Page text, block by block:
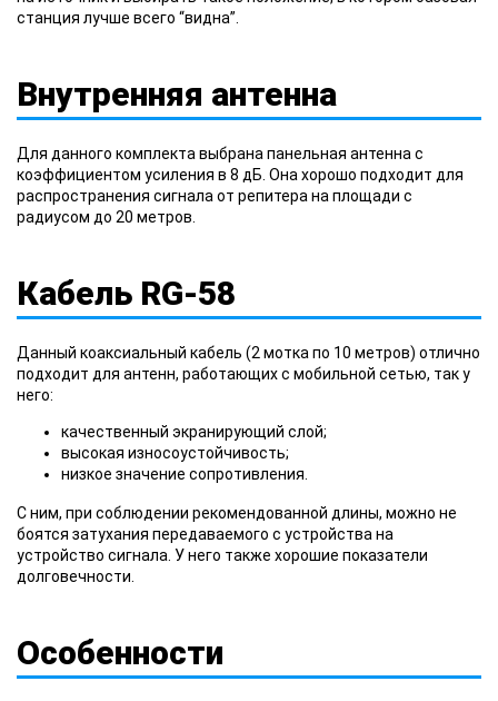
станция лучше всего “видна”.
Внутренняя антенна
Для данного комплекта выбрана панельная антенна с
коэффициентом усиления в 8 дБ. Она хорошо подходит для
распространения сигнала от репитера на площади с
радиусом до 20 метров.
Кабель RG-58
Данный коаксиальный кабель (2 мотка по 10 метров) отлично
подходит для антенн, работающих с мобильной сетью, так у
него:
качественный экранирующий слой;
высокая износоустойчивость;
низкое значение сопротивления.
С ним, при соблюдении рекомендованной длины, можно не
боятся затухания передаваемого с устройства на
устройство сигнала. У него также хорошие показатели
долговечности.
Особенности